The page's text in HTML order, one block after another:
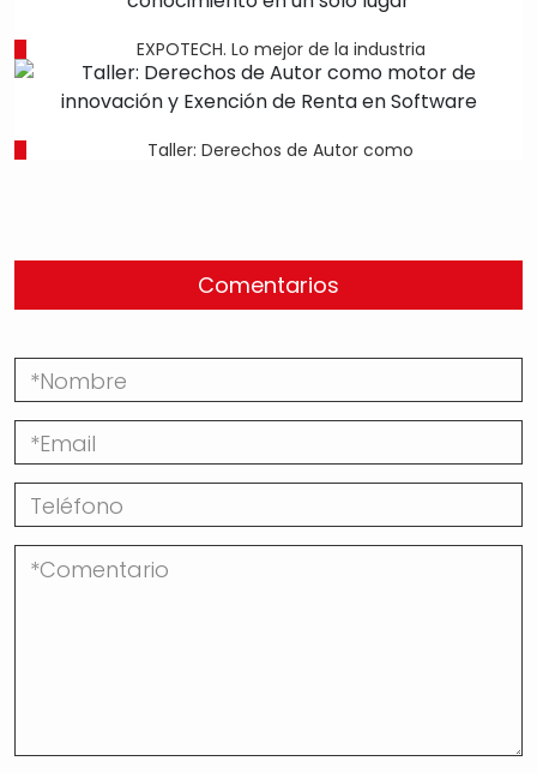
EXPOTECH. Lo mejor de la industria
Taller: Derechos de Autor como
Comentarios